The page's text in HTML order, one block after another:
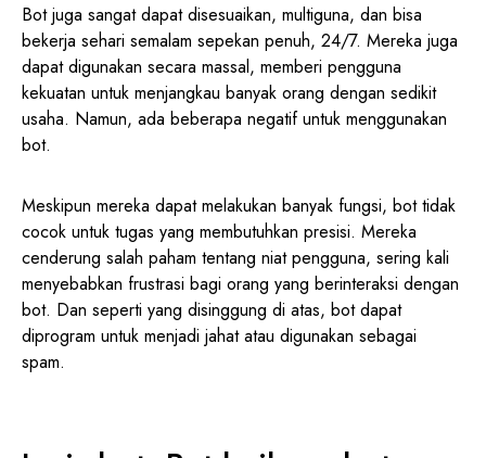
Bot juga sangat dapat disesuaikan, multiguna, dan bisa
bekerja sehari semalam sepekan penuh, 24/7. Mereka juga
dapat digunakan secara massal, memberi pengguna
kekuatan untuk menjangkau banyak orang dengan sedikit
usaha. Namun, ada beberapa negatif untuk menggunakan
bot.
Meskipun mereka dapat melakukan banyak fungsi, bot tidak
cocok untuk tugas yang membutuhkan presisi. Mereka
cenderung salah paham tentang niat pengguna, sering kali
menyebabkan frustrasi bagi orang yang berinteraksi dengan
bot. Dan seperti yang disinggung di atas, bot dapat
diprogram untuk menjadi jahat atau digunakan sebagai
spam.